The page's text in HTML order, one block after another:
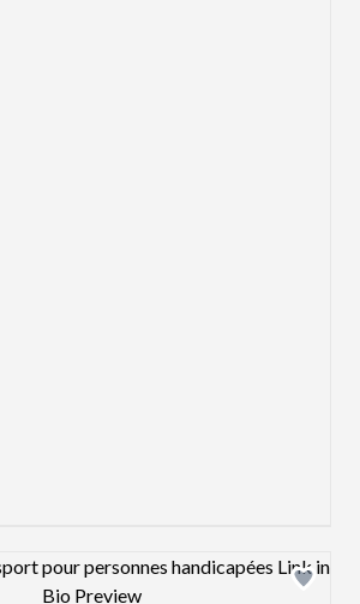
Design preview image